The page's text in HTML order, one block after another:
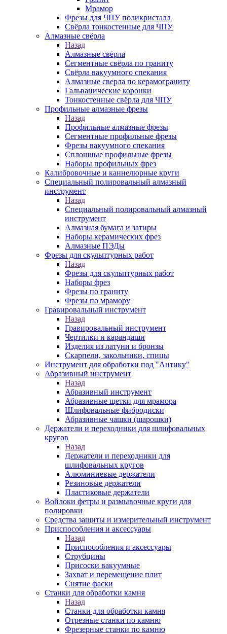
Мрамор
Фрезы для ЧПУ поликристалл
Свёрла тонкостенные для ЧПУ
Алмазные свёрла
Назад
Алмазные свёрла
Сегментные свёрла по граниту
Свёрла вакуумного спекания
Алмазные сверла по керамограниту
Гальванические коронки
Тонкостенные свёрла для ЧПУ
Профильные алмазные фрезы
Назад
Профильные алмазные фрезы
Сегментные профильные фрезы
Фрезы вакуумного спекания
Сплошные профильные фрезы
Наборы профильных фрез
Калибровочные и каннелюрные круги
Специальный полировальный алмазный
инструмент
Назад
Специальный полировальный алмазный
инструмент
Алмазная бумага и затиры
Наборы керамических фрез
Алмазные ПЭДы
Фрезы для скульптурных работ
Назад
Фрезы для скульптурных работ
Наборы фрез
Фрезы по граниту
Фрезы по мрамору
Гравировальный инструмент
Назад
Гравировальный инструмент
Чертилки и карандаши
Изделия из латуни и бронзы
Скарпели, закольники, спицы
Инструмент для обработки под "Антику"
Абразивный инструмент
Назад
Абразивный инструмент
Абразивные щетки для мрамора
Шлифовальные фибродиски
Абразивные чашки (шарошки)
Держатели и переходники для шлифовальных
кругов
Назад
Держатели и переходники для
шлифовальных кругов
Алюминиевые держатели
Резиновые держатели
Пластиковые держатели
Войлоки фетры и размывочные круги для
полировки
Средства защиты и измерительный инструмент
Приспособления и аксессуары
Назад
Приспособления и аксессуары
Струбцины
Присоски вакуумные
Захват и перемещение плит
Снятие фаски
Станки для обработки камня
Назад
Станки для обработки камня
Отрезные станки по камню
Фрезерные станки по камню